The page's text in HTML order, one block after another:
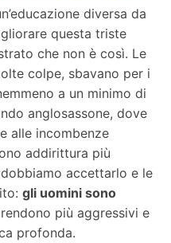
diversa da
questa triste
che non è così. Le
colpe, sbavano per i
a un minimo di
anglosassone, dove
alle incombenze
addirittura più
accettarlo e le
gli uomini sono
più aggressivi e
profonda.